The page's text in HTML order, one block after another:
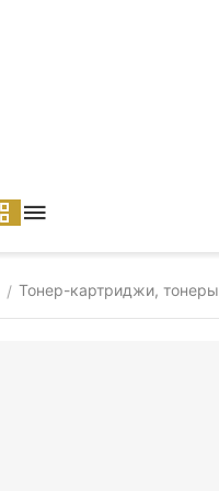
/ Тонер-картриджи, тонеры